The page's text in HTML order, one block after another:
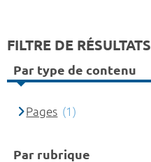
FILTRE DE RÉSULTATS
Par type de contenu
Pages (1)
Par rubrique